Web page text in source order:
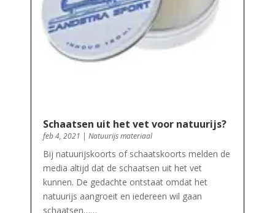
Schaatsen uit het vet voor natuurijs?
feb 4, 2021 | Natuurijs materiaal
Bij natuurijskoorts of schaatskoorts melden de
media altijd dat de schaatsen uit het vet
kunnen. De gedachte ontstaat omdat het
natuurijs aangroeit en iedereen wil gaan
schaatsen……